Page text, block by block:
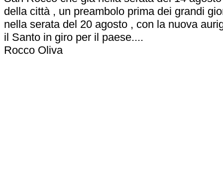
della città , un preambolo prima dei grandi
nella serata del 20 agosto , con la nuova
il Santo in giro per il paese....
Rocco Oliva